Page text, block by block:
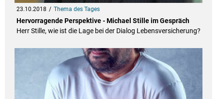
23.10.2018 Thema des Tages
Hervorragende Perspektive - Michael Stille im Gespräch
Herr Stille, wie ist die Lage bei der Dialog Lebensversicherung?